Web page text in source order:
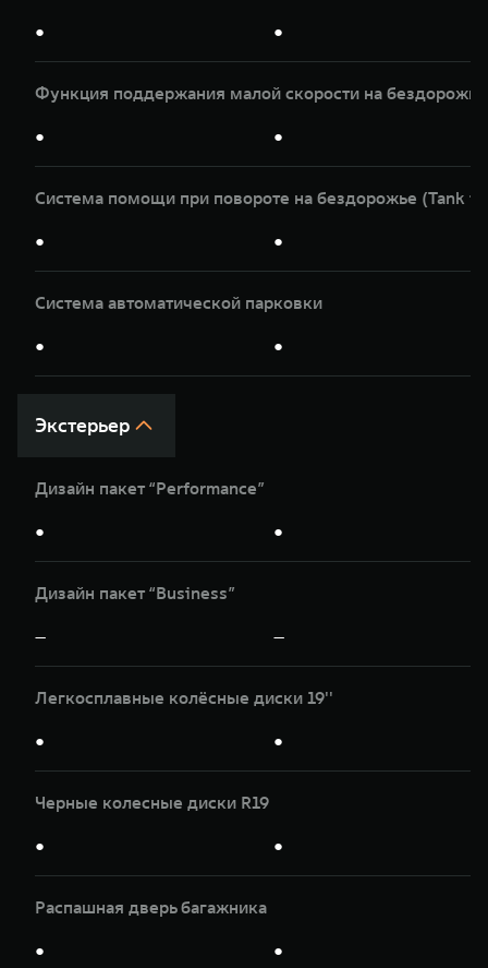
● ●
Функция поддержания малой скорости на
● ●
Система помощи при повороте на бездорожье (Tank
● ●
Система автоматической парковки
● ●
Экстерьер
Дизайн пакет “Performance”
● ●
Дизайн пакет “Business”
— —
Легкосплавные колёсные диски 19''
● ●
Черные колесные диски R19
● ●
Распашная дверь багажника
● ●